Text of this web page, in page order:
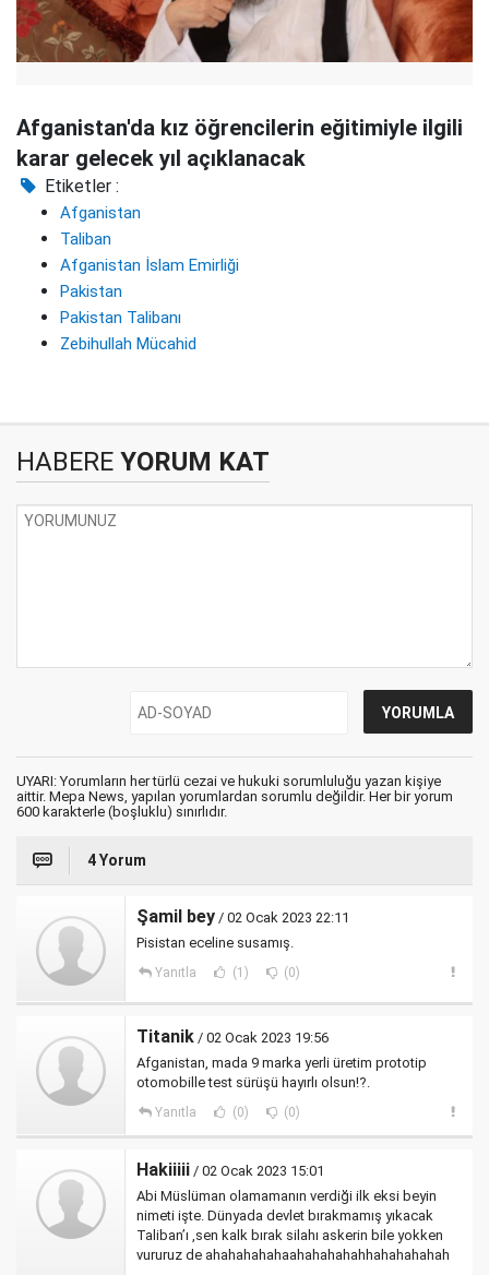
Afganistan'da kız öğrencilerin eğitimiyle ilgili
karar gelecek yıl açıklanacak
Etiketler :
Afganistan
Taliban
Afganistan İslam Emirliği
Pakistan
Pakistan Talibanı
Zebihullah Mücahid
HABERE YORUM KAT
UYARI: Yorumların her türlü cezai ve hukuki sorumluluğu yazan kişiye
aittir. Mepa News, yapılan yorumlardan sorumlu değildir. Her bir yorum
600 karakterle (boşluklu) sınırlıdır.
4 Yorum
Şamil bey / 02 Ocak 2023 22:11
Pisistan eceline susamış.
Yanıtla (1) (0)
Titanik / 02 Ocak 2023 19:56
Afganistan, mada 9 marka yerli üretim prototip
otomobille test sürüşü hayırlı olsun!?.
Yanıtla (0) (0)
Hakiiiii / 02 Ocak 2023 15:01
Abi Müslüman olamamanın verdiği ilk eksi beyin
nimeti işte. Dünyada devlet bırakmamış yıkacak
Taliban’ı ,sen kalk bırak silahı askerin bile yokken
vururuz de ahahahahahaahahahahahhahahahahah